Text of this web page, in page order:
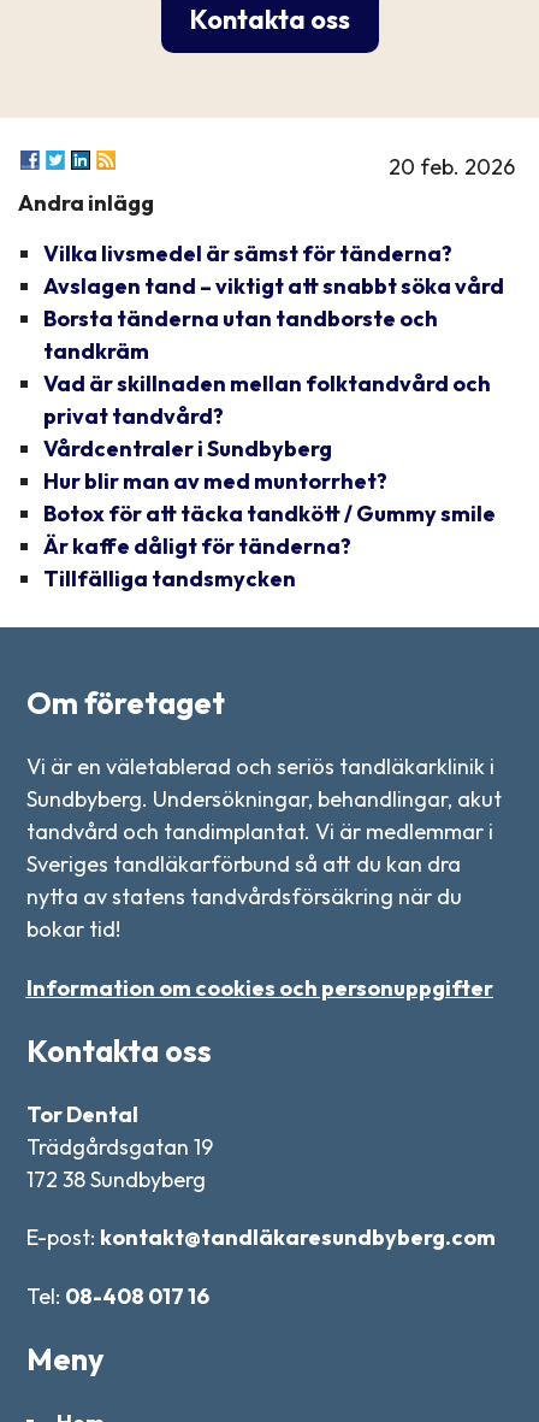
Kontakta oss
20 feb. 2026
Andra inlägg
Vilka livsmedel är sämst för tänderna?
Avslagen tand – viktigt att snabbt söka vård
Borsta tänderna utan tandborste och
tandkräm
Vad är skillnaden mellan folktandvård och
privat tandvård?
Vårdcentraler i Sundbyberg
Hur blir man av med muntorrhet?
Botox för att täcka tandkött / Gummy smile
Är kaffe dåligt för tänderna?
Tillfälliga tandsmycken
Om företaget
Vi är en väletablerad och seriös tandläkarklinik i
Sundbyberg. Undersökningar, behandlingar, akut
tandvård och tandimplantat. Vi är medlemmar i
Sveriges tandläkarförbund så att du kan dra
nytta av statens tandvårdsförsäkring när du
bokar tid!
Information om cookies och personuppgifter
Kontakta oss
Tor Dental
Trädgårdsgatan 19
172 38 Sundbyberg
E-post: kontakt@tandläkaresundbyberg.com
Tel: 08-408 017 16
Meny